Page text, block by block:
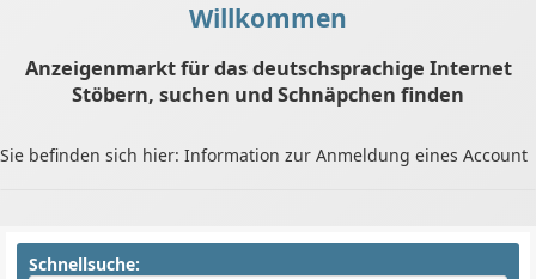
Willkommen
Anzeigenmarkt für das deutschsprachige Internet
Stöbern, suchen und Schnäpchen finden
Sie befinden sich hier: Information zur Anmeldung eines Account
Schnellsuche: